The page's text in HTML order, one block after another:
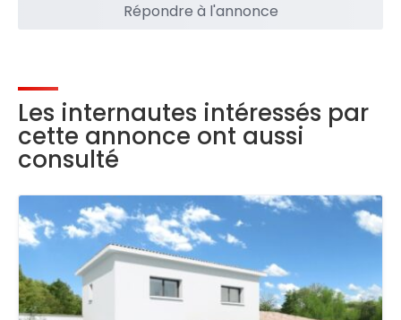
Répondre à l'annonce
Les internautes intéressés par
cette annonce ont aussi
consulté